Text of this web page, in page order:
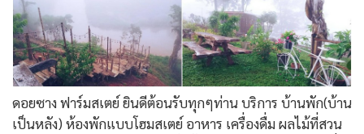
ดอยซาง ฟาร์มสเตย์ ยินดีต้อนรับทุกๆท่าน บริการ บ้านพัก(บ้าน
เป็นหลัง) ห้องพักแบบโฮมสเตย์ อาหาร เครื่องดื่ม ผลไม้ที่สวน